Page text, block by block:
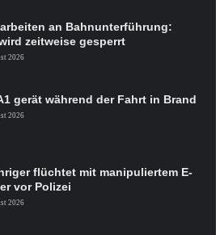
an Bahnunterführung:
zeitweise gesperrt
2026
gerät während der Fahrt in Brand
2026
flüchtet mit manipuliertem E-
vor Polizei
2026